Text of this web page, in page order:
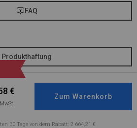
FAQ
Produkthaftung
€
30 Tage von dem Rabatt: 2 664,21 €